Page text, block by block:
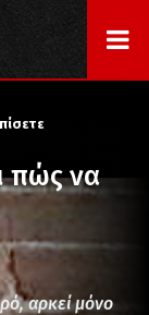
πώς να
αρκεί μόνο